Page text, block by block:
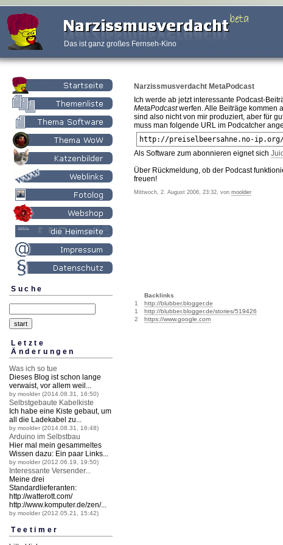
Das ist ganz großes Fernseh-Kino
Suche
Letzte
Änderungen
Was ich so tue
Dieses Blog ist schon lange
verwaist, vor allem weil...
by moolder (2014.08.31, 16:50)
Selbstgebaute Kabelkiste
Ich habe eine Kiste gebaut, um
all die Ladekabel zu...
by moolder (2014.08.31, 16:48)
Arduino im Selbstbau
Hier mal mein gesammeltes
Wissen dazu: Ein paar Links...
by moolder (2012.06.19, 19:50)
Interessante Versender...
Meine drei
Standardlieferanten:
http://watterott.com/
http://www.komputer.de/zen/...
by moolder (2012.05.21, 15:42)
Teetimer
Narzissmusverdacht MetaPodcast
Ich werde ab jetzt interessante Podcast-
MetaPodcastwerfen. Alle Beiträge kommen
sind also nicht von mir produziert, aber für
muss man folgende URL im Podcatcher
http://preiselbeersahne.no-ip.org/
Als Software zum abonnieren eignet sich
Über Rückmeldung, ob der Podcast
freuen!
Mittwoch, 2. August 2006, 23:32, von moolder
Backlinks
1
http://blubber.blogger.de
1
http://blubber.blogger.de/stories/519426
2
https://www.google.com